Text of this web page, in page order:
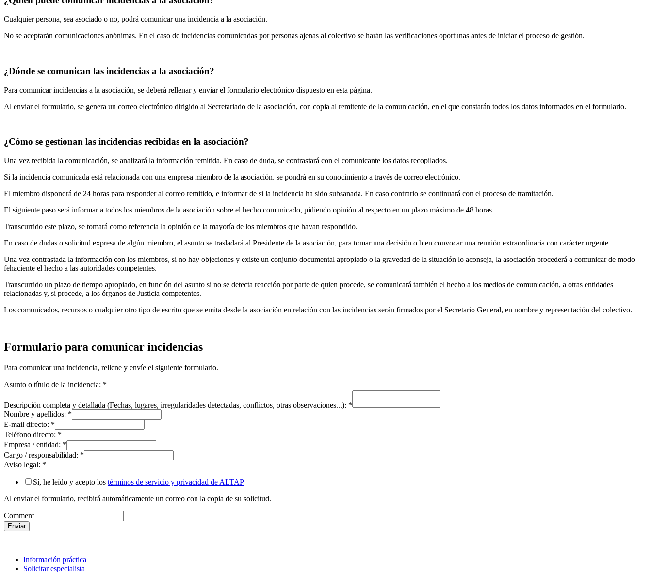
Cualquier persona, sea asociado o no, podrá comunicar una incidencia a la asociación.
No se aceptarán comunicaciones anónimas. En el caso de incidencias comunicadas por personas ajenas al colectivo se harán las verificaciones oportunas antes de iniciar el proceso de gestión.
¿Dónde se comunican las incidencias a la asociación?
Para comunicar incidencias a la asociación, se deberá rellenar y enviar el formulario electrónico dispuesto en esta página.
Al enviar el formulario, se genera un correo electrónico dirigido al Secretariado de la asociación, con copia al remitente de la comunicación, en el que constarán todos los datos informados en el formulario.
¿Cómo se gestionan las incidencias recibidas en la asociación?
Una vez recibida la comunicación, se analizará la información remitida. En caso de duda, se contrastará con el comunicante los datos recopilados.
Si la incidencia comunicada está relacionada con una empresa miembro de la asociación, se pondrá en su conocimiento a través de correo electrónico.
El miembro dispondrá de 24 horas para responder al correo remitido, e informar de si la incidencia ha sido subsanada. En caso contrario se continuará con el proceso de tramitación.
El siguiente paso será informar a todos los miembros de la asociación sobre el hecho comunicado, pidiendo opinión al respecto en un plazo máximo de 48 horas.
Transcurrido este plazo, se tomará como referencia la opinión de la mayoría de los miembros que hayan respondido.
En caso de dudas o solicitud expresa de algún miembro, el asunto se trasladará al Presidente de la asociación, para tomar una decisión o bien convocar una reunión extraordinaria con carácter urgente.
Una vez contrastada la información con los miembros, si no hay objeciones y existe un conjunto documental apropiado o la gravedad de la situación lo aconseja, la asociación procederá a comunicar de modo
fehaciente el hecho a las autoridades competentes.
Transcurrido un plazo de tiempo apropiado, en función del asunto si no se detecta reacción por parte de quien procede, se comunicará también el hecho a los medios de comunicación, a otras entidades
relacionadas y, si procede, a los órganos de Justicia competentes.
Los comunicados, recursos o cualquier otro tipo de escrito que se emita desde la asociación en relación con las incidencias serán firmados por el Secretario General, en nombre y representación del colectivo.
Formulario para comunicar incidencias
Para comunicar una incidencia, rellene y envíe el siguiente formulario.
Asunto o título de la incidencia: *
Descripción completa y detallada (Fechas, lugares, irregularidades detectadas, conflictos, otras observaciones...): *
Nombre y apellidos: *
E-mail directo: *
Teléfono directo: *
Empresa / entidad: *
Cargo / responsabilidad: *
Aviso legal: *
Sí, he leído y acepto los términos de servicio y privacidad de ALTAP
Al enviar el formulario, recibirá automáticamente un correo con la copia de su solicitud.
Comment
Enviar
Información práctica
Solicitar especialista